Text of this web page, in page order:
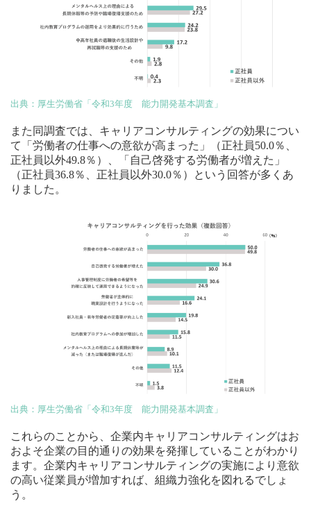
出典：厚生労働省「令和3年度 能力開発基本調査」
また同調査では、キャリアコンサルティングの効果につい
て「労働者の仕事への意欲が高まった」（正社員50.0％、
正社員以外49.8％）、「自己啓発する労働者が増えた」
（正社員36.8％、正社員以外30.0％）という回答が多くあ
りました。
出典：厚生労働省「令和3年度 能力開発基本調査」
これらのことから、企業内キャリアコンサルティングはお
およそ企業の目的通りの効果を発揮していることがわかり
ます。企業内キャリアコンサルティングの実施により意欲
の高い従業員が増加すれば、組織力強化を図れるでしょ
う。